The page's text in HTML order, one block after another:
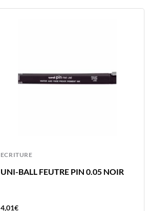
ECRITURE
UNI-BALL FEUTRE PIN 0.05 NOIR
4,01€